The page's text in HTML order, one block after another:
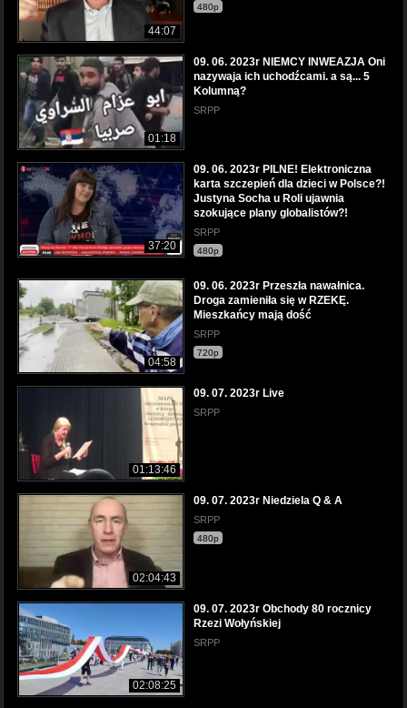
44:07
480p
01:18
09. 06. 2023r NIEMCY INWEAZJA Oni
nazywaja ich uchodźcami. a są... 5
Kolumną?
SRPP
37:20
09. 06. 2023r PILNE! Elektroniczna
karta szczepień dla dzieci w Polsce?!
Justyna Socha u Roli ujawnia
szokujące plany globalistów?!
SRPP
480p
04:58
09. 06. 2023r Przeszła nawałnica.
Droga zamieniła się w RZEKĘ.
Mieszkańcy mają dość
SRPP
720p
01:13:46
09. 07. 2023r Live
SRPP
02:04:43
09. 07. 2023r Niedziela Q & A
SRPP
480p
02:08:25
09. 07. 2023r Obchody 80 rocznicy
Rzezi Wołyńskiej
SRPP